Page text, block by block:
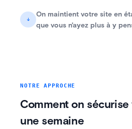
↓
On maintient votre site en
que vous n'ayez plus à y
NOTRE APPROCHE
Comment on
une semaine